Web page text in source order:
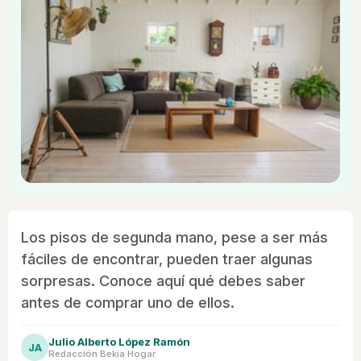
Los pisos de segunda mano, pese a ser más
fáciles de encontrar, pueden traer algunas
sorpresas. Conoce aquí qué debes saber
antes de comprar uno de ellos.
JA Julio Alberto López Ramón
Redacción Bekia Hogar